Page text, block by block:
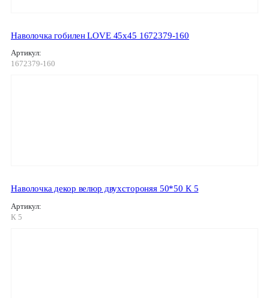
Наволочка гобилен LOVE 45х45 1672379-160
Артикул:
1672379-160
Наволочка декор велюр двухстороняя 50*50 К 5
Артикул:
К 5